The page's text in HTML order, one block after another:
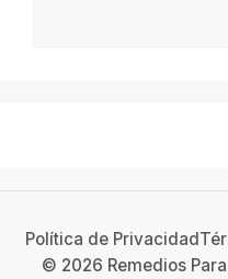
Política de Privacidad
© 2026 Remedios